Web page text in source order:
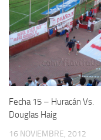
Fecha 15 – Huracán Vs.
Douglas Haig
16 NOVIEMBRE, 2012